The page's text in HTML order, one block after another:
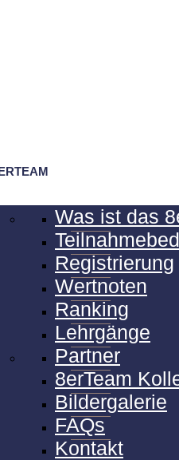
Was ist das
Registrierung
Wertnoten
Ranking
Lehrgänge
Partner
8erTeam
Bildergalerie
FAQs
Kontakt